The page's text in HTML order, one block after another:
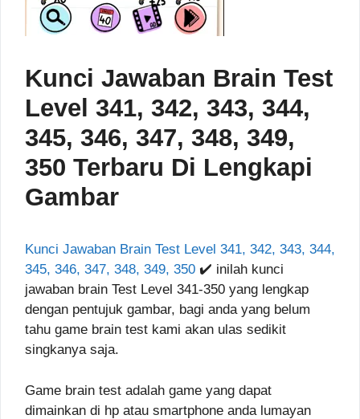
Kunci Jawaban Brain Test
Level 341, 342, 343, 344,
345, 346, 347, 348, 349,
350 Terbaru Di Lengkapi
Gambar
Kunci Jawaban Brain Test Level 341, 342, 343, 344,
345, 346, 347, 348, 349, 350 ✔️ inilah kunci
jawaban brain Test Level 341-350 yang lengkap
dengan pentujuk gambar, bagi anda yang belum
tahu game brain test kami akan ulas sedikit
singkanya saja.
Game brain test adalah game yang dapat
dimainkan di hp atau smartphone anda lumayan